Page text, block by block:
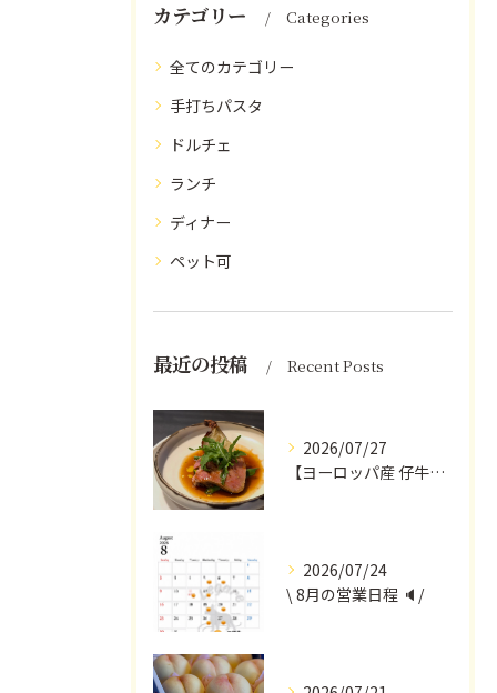
カテゴリー Categories
全てのカテゴリー
手打ちパスタ
ドルチェ
ランチ
ディナー
ペット可
最近の投稿 Recent Posts
2026/07/27
【ヨーロッパ産 仔牛のタンとフォンドヴォー】
2026/07/24
\ 8月の営業日程 🔈/